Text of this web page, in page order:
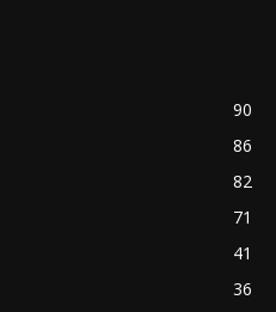
90
86
82
71
41
36